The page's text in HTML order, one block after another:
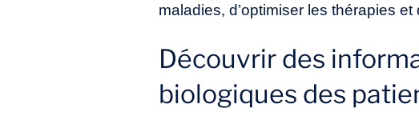
maladies, d’optimiser les thérapies
Découvrir des
biologiques des